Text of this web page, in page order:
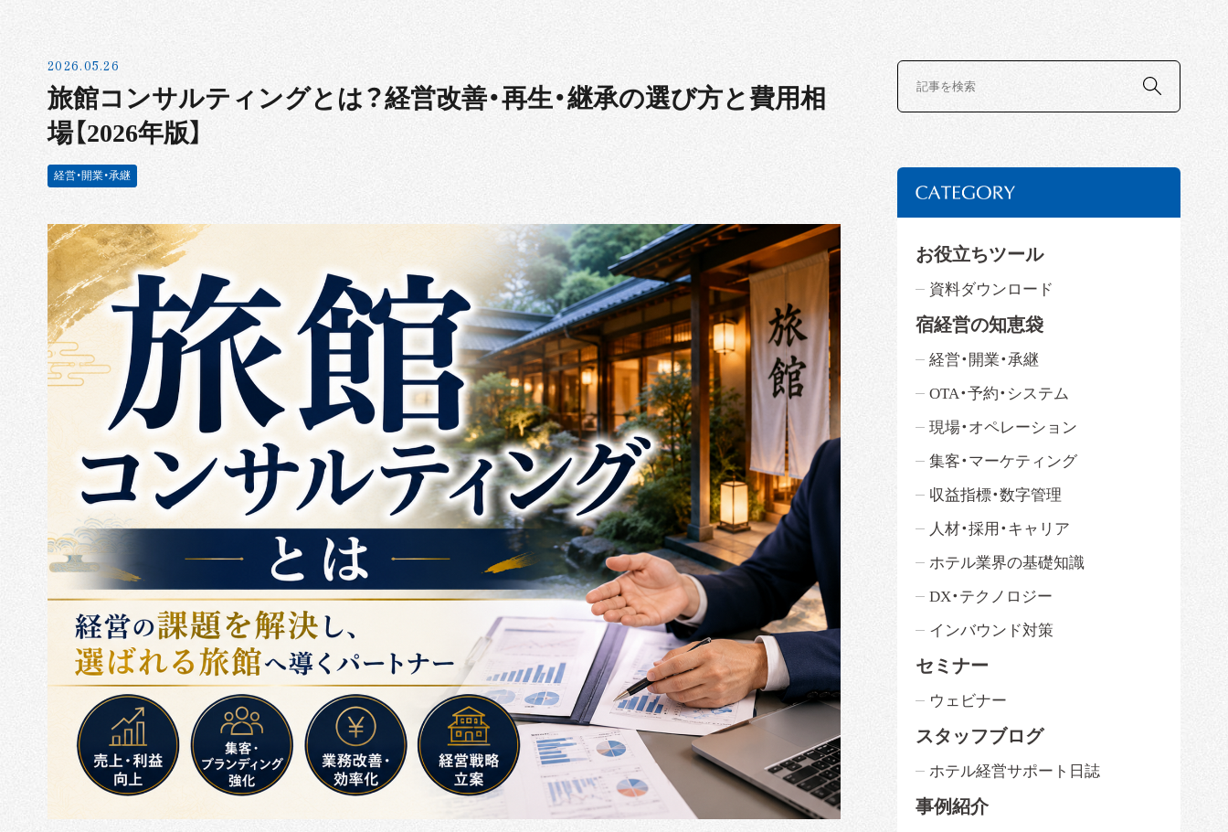
2026.05.26
旅館コンサルティングとは？経営改善・再生・継承の選び方と費用相
場【2026年版】
経営・開業・承継
お役立ちツール
資料ダウンロード
宿経営の知恵袋
経営・開業・承継
OTA・予約・システム
現場・オペレーション
集客・マーケティング
収益指標・数字管理
人材・採用・キャリア
ホテル業界の基礎知識
DX・テクノロジー
インバウンド対策
セミナー
ウェビナー
スタッフブログ
ホテル経営サポート日誌
事例紹介